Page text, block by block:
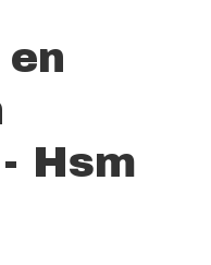
Hsm